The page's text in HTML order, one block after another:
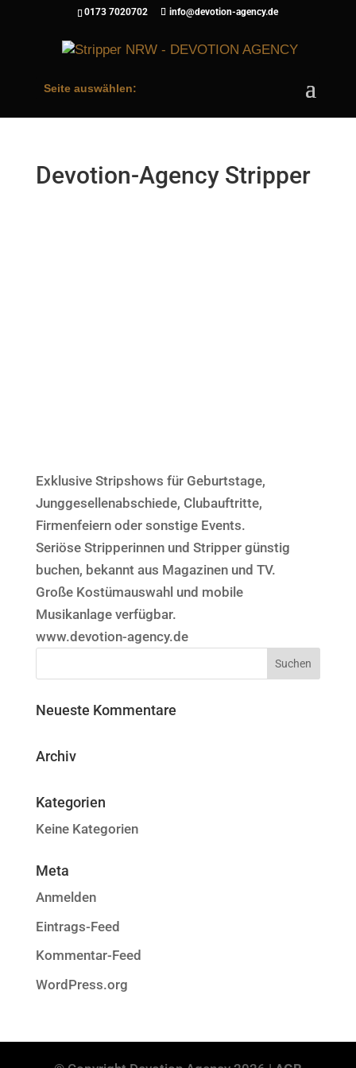
0173 7020702 info@devotion-agency.de
Seite auswählen:
Devotion-Agency Stripper
Exklusive Stripshows für Geburtstage,
Junggesellenabschiede, Clubauftritte,
Firmenfeiern oder sonstige Events.
Seriöse Stripperinnen und Stripper günstig
buchen, bekannt aus Magazinen und TV.
Große Kostümauswahl und mobile
Musikanlage verfügbar.
www.devotion-agency.de
Neueste Kommentare
Archiv
Kategorien
Keine Kategorien
Meta
Anmelden
Eintrags-Feed
Kommentar-Feed
WordPress.org